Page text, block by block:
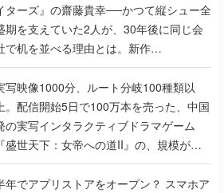
ターズ』の齋藤貴幸──かつて縦シュー全
期を支えていた2人が、30年後に同じ会
で机を並べる理由とは。新作
TATSUJIN EXTREME』で初タッグを組
だレジェンド2人に訊く開発秘話
写映像1000分、ルート分岐100種類以
上。配信開始5日で100万本を売った、中国
の実写インタラクティブドラマゲーム
『盛世天下：女帝への道II』の、規模が違
こだわりをプロデューサーに聞いた
年でアプリストアをオープン？ スマホア